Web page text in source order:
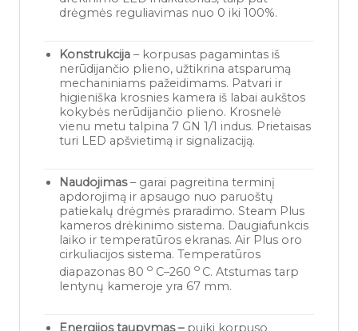
drėgmės reguliavimas nuo 0 iki 100%.
Konstrukcija– korpusas pagamintas iš
nerūdijančio plieno, užtikrina atsparumą
mechaniniams pažeidimams. Patvari ir
higieniška krosnies kamera iš labai aukštos
kokybės nerūdijančio plieno. Krosnelė
vienu metu talpina 7 GN 1/1 indus. Prietaisas
turi LED apšvietimą ir signalizaciją.
Naudojimas– garai pagreitina terminį
apdorojimą ir apsaugo nuo paruoštų
patiekalų drėgmės praradimo. Steam Plus
kameros drėkinimo sistema. Daugiafunkcis
laiko ir temperatūros ekranas. Air Plus oro
cirkuliacijos sistema. Temperatūros
diapazonas 80 oC–260 o C. Atstumas tarp
lentynų kameroje yra 67 mm.
Energijos taupymas –puiki korpuso